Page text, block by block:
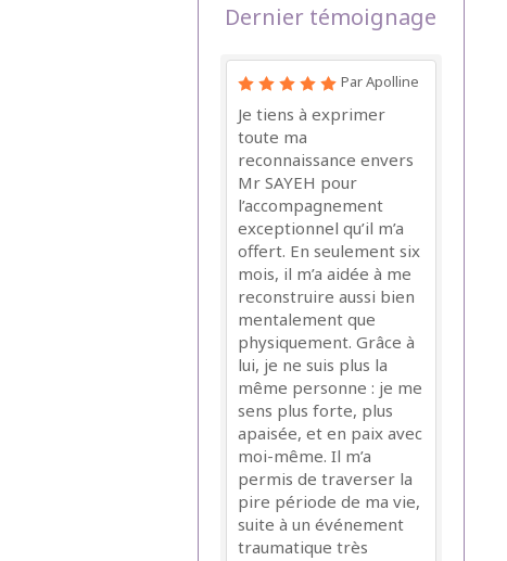
Dernier témoignage
Par Apolline
Je tiens à exprimer
toute ma
reconnaissance envers
Mr SAYEH pour
l’accompagnement
exceptionnel qu’il m’a
offert. En seulement six
mois, il m’a aidée à me
reconstruire aussi bien
mentalement que
physiquement. Grâce à
lui, je ne suis plus la
même personne : je me
sens plus forte, plus
apaisée, et en paix avec
moi-même. Il m’a
permis de traverser la
pire période de ma vie,
suite à un événement
traumatique très